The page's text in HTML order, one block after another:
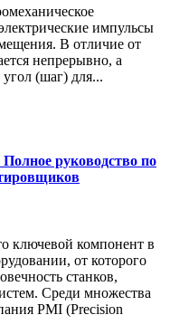
импульсы
В отличие от
непрерывно, а
(шаг) для...
руководство по
компонент в
от которого
станков,
Среди множества
PMI (Precision